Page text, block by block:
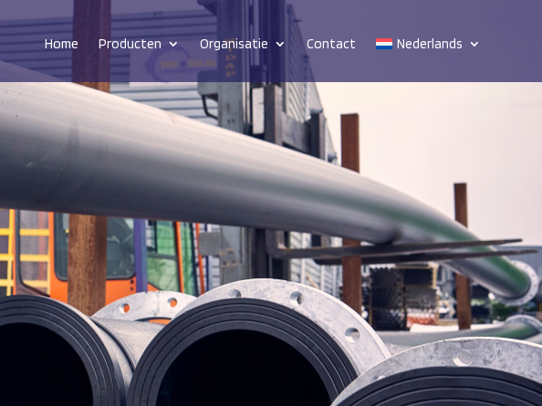
Home Producten Organisatie Contact Nederlands